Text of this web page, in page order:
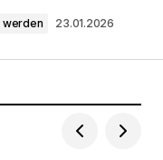
werden 23.01.2026